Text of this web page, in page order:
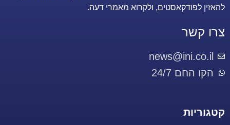
להאזין לפודקאסטים, ולקרוא מאמרי דעה.
צרו קשר
news@ini.co.il
הקו החם 24/7
קטגוריות